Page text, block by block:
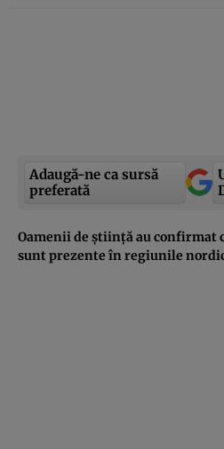
Adaugă-ne ca sursă
preferată
Oamenii de știință au confirmat
sunt prezente în regiunile